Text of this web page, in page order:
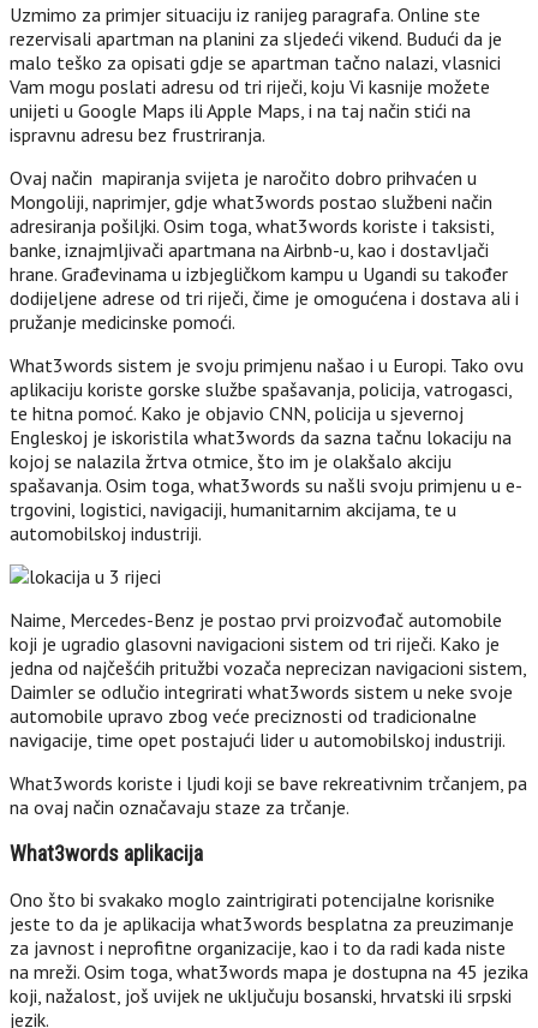
Uzmimo za primjer situaciju iz ranijeg paragrafa. Online ste
rezervisali apartman na planini za sljedeći vikend. Budući da je
malo teško za opisati gdje se apartman tačno nalazi, vlasnici
Vam mogu poslati adresu od tri riječi, koju Vi kasnije možete
unijeti u Google Maps ili Apple Maps, i na taj način stići na
ispravnu adresu bez frustriranja.
Ovaj način mapiranja svijeta je naročito dobro prihvaćen u
Mongoliji, naprimjer, gdje what3words postao službeni način
adresiranja pošiljki. Osim toga, what3words koriste i taksisti,
banke, iznajmljivači apartmana na Airbnb-u, kao i dostavljači
hrane. Građevinama u izbjegličkom kampu u Ugandi su također
dodijeljene adrese od tri riječi, čime je omogućena i dostava ali i
pružanje medicinske pomoći.
What3words sistem je svoju primjenu našao i u Europi. Tako ovu
aplikaciju koriste gorske službe spašavanja, policija, vatrogasci,
te hitna pomoć. Kako je objavio CNN, policija u sjevernoj
Engleskoj je iskoristila what3words da sazna tačnu lokaciju na
kojoj se nalazila žrtva otmice, što im je olakšalo akciju
spašavanja. Osim toga, what3words su našli svoju primjenu u e-
trgovini, logistici, navigaciji, humanitarnim akcijama, te u
automobilskoj industriji.
Naime, Mercedes-Benz je postao prvi proizvođač automobile
koji je ugradio glasovni navigacioni sistem od tri riječi. Kako je
jedna od najčešćih pritužbi vozača neprecizan navigacioni sistem,
Daimler se odlučio integrirati what3words sistem u neke svoje
automobile upravo zbog veće preciznosti od tradicionalne
navigacije, time opet postajući lider u automobilskoj industriji.
What3words koriste i ljudi koji se bave rekreativnim trčanjem, pa
na ovaj način označavaju staze za trčanje.
What3words aplikacija
Ono što bi svakako moglo zaintrigirati potencijalne korisnike
jeste to da je aplikacija what3words besplatna za preuzimanje
za javnost i neprofitne organizacije, kao i to da radi kada niste
na mreži. Osim toga, what3words mapa je dostupna na 45 jezika
koji, nažalost, još uvijek ne uključuju bosanski, hrvatski ili srpski
jezik.